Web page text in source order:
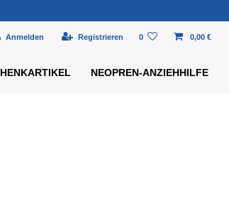
Anmelden Registrieren 0 0,00 €
NEOPREN-ANZIEHHILFE